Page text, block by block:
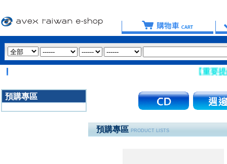
【重要提醒：
預購專區
預購專區 PRODUCT LISTS